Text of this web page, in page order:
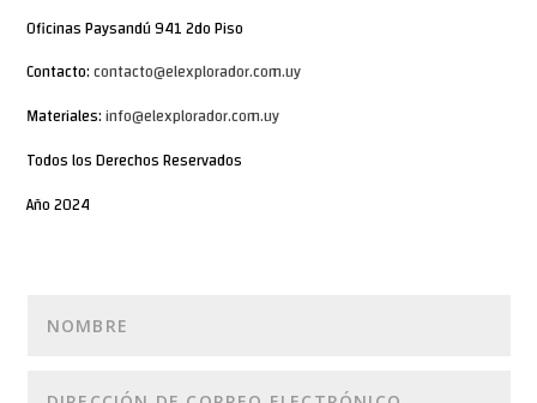
Oficinas Paysandú 941 2do Piso
Contacto:contacto@elexplorador.com.uy
Materiales:info@elexplorador.com.uy
Todos los Derechos Reservados
Año 2024